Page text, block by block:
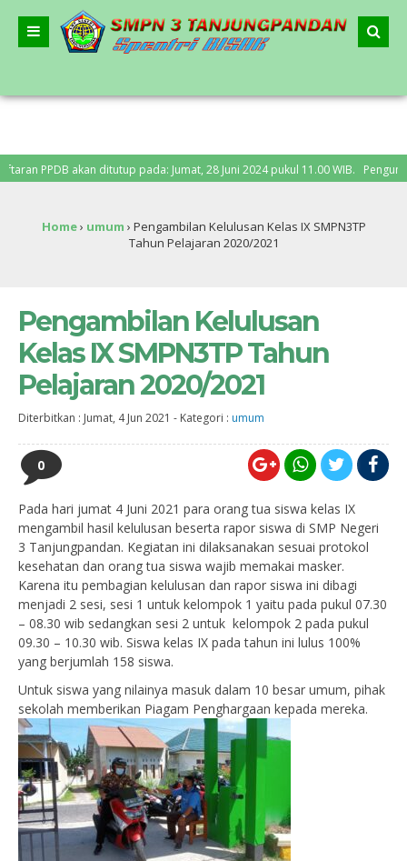
akan ditutup pada: Jumat, 28 Juni 2024 pukul 11.00 WIB. Pengumuman
Home› umum › Pengambilan Kelulusan Kelas IX SMPN3TP
Tahun Pelajaran 2020/2021
Pengambilan Kelulusan
Kelas IX SMPN3TP Tahun
Pelajaran 2020/2021
Diterbitkan : Jumat, 4 Jun 2021 - Kategori : umum
0
Pada hari jumat 4 Juni 2021 para orang tua siswa kelas IX
mengambil hasil kelulusan beserta rapor siswa di SMP Negeri
3 Tanjungpandan. Kegiatan ini dilaksanakan sesuai protokol
kesehatan dan orang tua siswa wajib memakai masker.
Karena itu pembagian kelulusan dan rapor siswa ini dibagi
menjadi 2 sesi, sesi 1 untuk kelompok 1 yaitu pada pukul 07.30
– 08.30 wib sedangkan sesi 2 untuk kelompok 2 pada pukul
09.30 – 10.30 wib. Siswa kelas IX pada tahun ini lulus 100%
yang berjumlah 158 siswa.
Untuk siswa yang nilainya masuk dalam 10 besar umum, pihak
sekolah memberikan Piagam Penghargaan kepada mereka.